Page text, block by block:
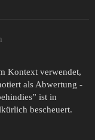
Kontext verwendet,
als Abwertung -
ist in
bescheuert.